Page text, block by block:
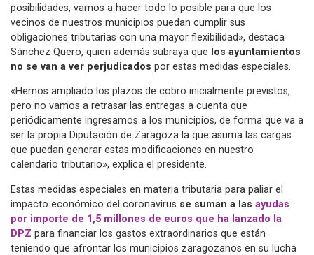
posibilidades, vamos a hacer todo lo posible para que los
vecinos de nuestros municipios puedan cumplir sus
obligaciones tributarias con una mayor flexibilidad», destaca
Sánchez Quero, quien además subraya que los ayuntamientos
no se van a ver perjudicados por estas medidas especiales.
«Hemos ampliado los plazos de cobro inicialmente previstos,
pero no vamos a retrasar las entregas a cuenta que
periódicamente ingresamos a los municipios, de forma que va a
ser la propia Diputación de Zaragoza la que asuma las cargas
que puedan generar estas modificaciones en nuestro
calendario tributario», explica el presidente.
Estas medidas especiales en materia tributaria para paliar el
impacto económico del coronavirus se suman a las ayudas
por importe de 1,5 millones de euros que ha lanzado la
DPZ para financiar los gastos extraordinarios que están
teniendo que afrontar los municipios zaragozanos en su lucha